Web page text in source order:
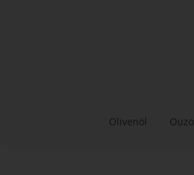
Olivenöl Ouzo